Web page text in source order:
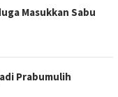
Masukkan Sabu
Prabumulih